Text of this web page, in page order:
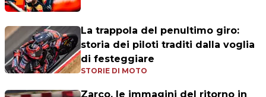
La trappola del penultimo giro:
storia dei piloti traditi dalla voglia
di festeggiare
STORIE DI MOTO
Zarco, le immagini del ritorno in